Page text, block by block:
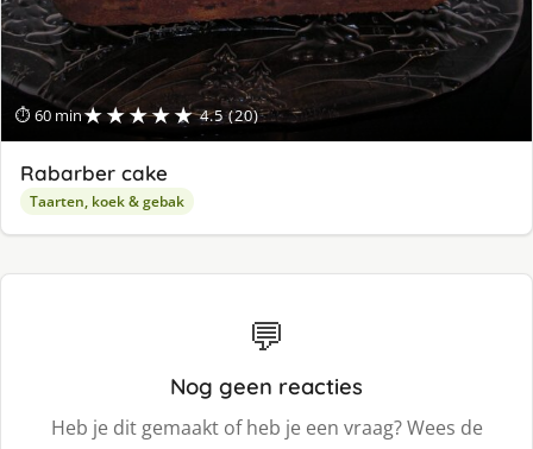
⏱ 60 min★★★★★ 4.5 (20)
Rabarber cake
Taarten, koek & gebak
💬
Nog geen reacties
Heb je dit gemaakt of heb je een vraag? Wees de